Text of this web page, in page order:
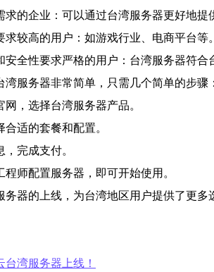
求的企业：可以通过台湾服务器更好地提
求较高的用户：如游戏行业、电商平台等。
安全性要求严格的用户：台湾服务器符合
湾服务器非常简单，只需几个简单的步骤：
网，选择台湾服务器产品。
适的套餐和配置。
完成支付。
程师配置服务器，即可开始使用。
务器的上线，为台湾地区用户提供了更
台湾服务器上线！